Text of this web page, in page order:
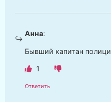
Анна:
Бывший капитан
1
Ответить